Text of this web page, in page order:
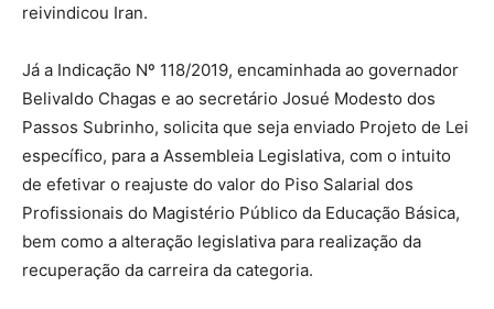
reivindicou Iran.
Já a Indicação Nº 118/2019, encaminhada ao governador
Belivaldo Chagas e ao secretário Josué Modesto dos
Passos Subrinho, solicita que seja enviado Projeto de Lei
específico, para a Assembleia Legislativa, com o intuito
de efetivar o reajuste do valor do Piso Salarial dos
Profissionais do Magistério Público da Educação Básica,
bem como a alteração legislativa para realização da
recuperação da carreira da categoria.